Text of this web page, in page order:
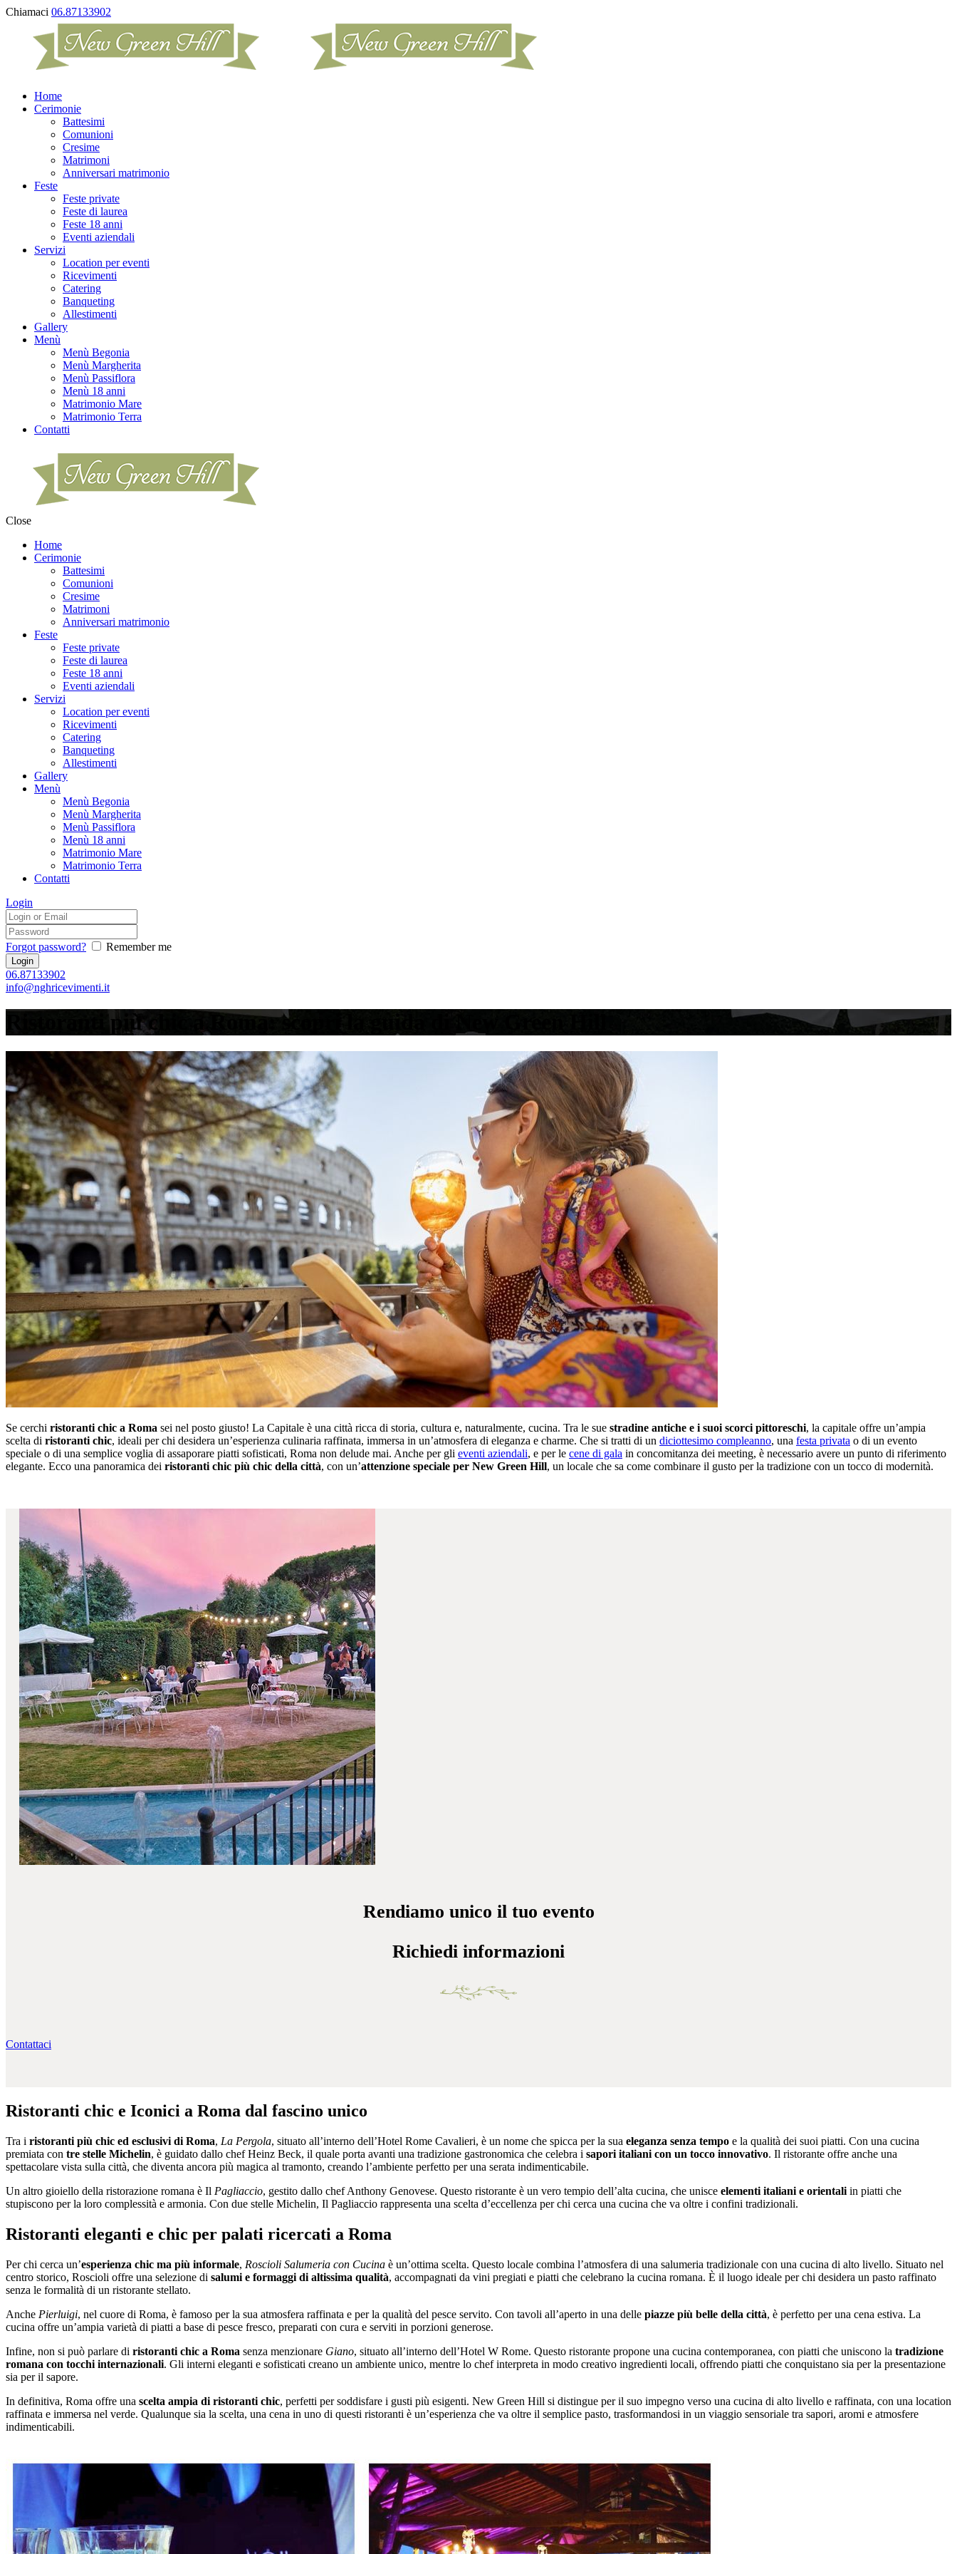
Chiamaci 06.87133902
Home
Cerimonie
Battesimi
Comunioni
Cresime
Matrimoni
Anniversari matrimonio
Feste
Feste private
Feste di laurea
Feste 18 anni
Eventi aziendali
Servizi
Location per eventi
Ricevimenti
Catering
Banqueting
Allestimenti
Gallery
Menù
Menù Begonia
Menù Margherita
Menù Passiflora
Menù 18 anni
Matrimonio Mare
Matrimonio Terra
Contatti
Close
Home
Cerimonie
Battesimi
Comunioni
Cresime
Matrimoni
Anniversari matrimonio
Feste
Feste private
Feste di laurea
Feste 18 anni
Eventi aziendali
Servizi
Location per eventi
Ricevimenti
Catering
Banqueting
Allestimenti
Gallery
Menù
Menù Begonia
Menù Margherita
Menù Passiflora
Menù 18 anni
Matrimonio Mare
Matrimonio Terra
Contatti
Login
Forgot password? Remember me
06.87133902
info@nghricevimenti.it
Ristoranti più chic a Roma: scopri la guida di New Green Hill
Se cerchi ristoranti chic a Roma sei nel posto giusto! La Capitale è una città ricca di storia, cultura e, naturalmente, cucina. Tra le sue stradine antiche e i suoi scorci pittoreschi, la capitale offre un’ampia
scelta di ristoranti chic, ideali per chi desidera un’esperienza culinaria raffinata, immersa in un’atmosfera di eleganza e charme. Che si tratti di un diciottesimo compleanno, una festa privata o di un evento
speciale o di una semplice voglia di assaporare piatti sofisticati, Roma non delude mai. Anche per gli eventi aziendali, e per le cene di gala in concomitanza dei meeting, è necessario avere un punto di riferimento
elegante. Ecco una panoramica dei ristoranti chic più chic della città, con un’attenzione speciale per New Green Hill, un locale che sa come combinare il gusto per la tradizione con un tocco di modernità.
Rendiamo unico il tuo evento
Richiedi informazioni
Contattaci
Ristoranti chic e Iconici a Roma dal fascino unico
Tra i ristoranti più chic ed esclusivi di Roma, La Pergola, situato all’interno dell’Hotel Rome Cavalieri, è un nome che spicca per la sua eleganza senza tempo e la qualità dei suoi piatti. Con una cucina
premiata con tre stelle Michelin, è guidato dallo chef Heinz Beck, il quale porta avanti una tradizione gastronomica che celebra i sapori italiani con un tocco innovativo. Il ristorante offre anche una
spettacolare vista sulla città, che diventa ancora più magica al tramonto, creando l’ambiente perfetto per una serata indimenticabile.
Un altro gioiello della ristorazione romana è Il Pagliaccio, gestito dallo chef Anthony Genovese. Questo ristorante è un vero tempio dell’alta cucina, che unisce elementi italiani e orientali in piatti che
stupiscono per la loro complessità e armonia. Con due stelle Michelin, Il Pagliaccio rappresenta una scelta d’eccellenza per chi cerca una cucina che va oltre i confini tradizionali.
Ristoranti eleganti e chic per palati ricercati a Roma
Per chi cerca un’esperienza chic ma più informale, Roscioli Salumeria con Cucina è un’ottima scelta. Questo locale combina l’atmosfera di una salumeria tradizionale con una cucina di alto livello. Situato nel
centro storico, Roscioli offre una selezione di salumi e formaggi di altissima qualità, accompagnati da vini pregiati e piatti che celebrano la cucina romana. È il luogo ideale per chi desidera un pasto raffinato
senza le formalità di un ristorante stellato.
Anche Pierluigi, nel cuore di Roma, è famoso per la sua atmosfera raffinata e per la qualità del pesce servito. Con tavoli all’aperto in una delle piazze più belle della città, è perfetto per una cena estiva. La
cucina offre un’ampia varietà di piatti a base di pesce fresco, preparati con cura e serviti in porzioni generose.
Infine, non si può parlare di ristoranti chic a Roma senza menzionare Giano, situato all’interno dell’Hotel W Rome. Questo ristorante propone una cucina contemporanea, con piatti che uniscono la tradizione
romana con tocchi internazionali. Gli interni eleganti e sofisticati creano un ambiente unico, mentre lo chef interpreta in modo creativo ingredienti locali, offrendo piatti che conquistano sia per la presentazione
sia per il sapore.
In definitiva, Roma offre una scelta ampia di ristoranti chic, perfetti per soddisfare i gusti più esigenti. New Green Hill si distingue per il suo impegno verso una cucina di alto livello e raffinata, con una location
raffinata e immersa nel verde. Qualunque sia la scelta, una cena in uno di questi ristoranti è un’esperienza che va oltre il semplice pasto, trasformandosi in un viaggio sensoriale tra sapori, aromi e atmosfere
indimenticabili.